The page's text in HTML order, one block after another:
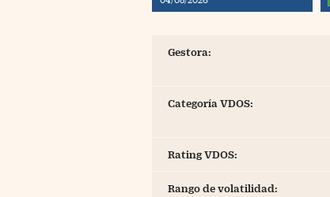
Blogs
Gestora:
Categoría VDOS:
Rating VDOS:
Rango de volatilidad: